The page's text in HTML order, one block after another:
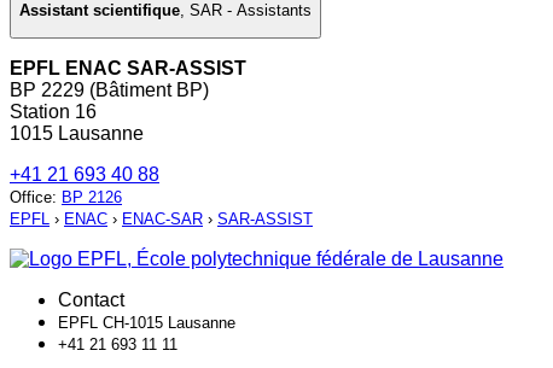
Assistant scientifique, SAR - Assistants
EPFL ENAC SAR-ASSIST
BP 2229 (Bâtiment BP)
Station 16
1015 Lausanne
+41 21 693 40 88
Office: BP 2126
EPFL › ENAC › ENAC-SAR › SAR-ASSIST
Contact
EPFL CH-1015 Lausanne
+41 21 693 11 11